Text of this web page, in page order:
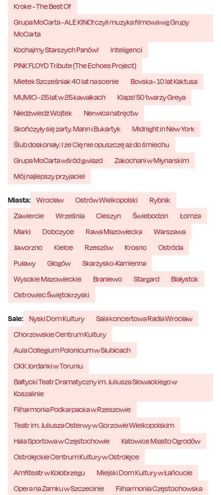
Kroke - The Best Of
Grupa MoCarta - ALE KINO! czyli muzyka filmowa wg Grupy
MoCarta
Kochajmy Starszych Panów!
Inteligenci
PINK FLOYD Tribute (The Echoes Project)
Mietek Szcześniak 40 lat na scenie
Bovska - 10 lat Kaktusa
MUMIO - 25 lat w 25 kawałkach
Klaps! 50 twarzy Greya
Niedźwiedź Wojtek
Nerwica natręctw
Skończyły się żarty. Mann i Bukartyk
Midnight in New York
Ślub doskonały: I że Cię nie opuszczę aż do śmiechu
Grupa MoCarta wśród gwiazd
Zakochani w Młynarskim
Mój najlepszy przyjaciel
Miasta: Wrocław Ostrów Wielkopolski
Rybnik
Zawiercie
Września Cieszyn Świebodzin
Łomża
Marki
Dobczyce Rawa Mazowiecka
Warszawa
Jaworzno
Kielce Rzeszów Krosno
Ostróda
Puławy
Głogów
Skarżysko-Kamienna
Wysokie Mazowieckie
Braniewo Stargard
Białystok
Ostrowiec Świętokrzyski
Sale: Nyski Dom Kultury
Sala koncertowa Radia Wrocław
Chorzowskie Centrum Kultury
Aula Collegium Polonicum w Słubicach
CKK Jordanki w Toruniu
Bałtycki Teatr Dramatyczny im. Juliusza Słowackiego w
Koszalinie
Filharmonia Podkarpacka w Rzeszowie
Teatr im. Juliusza Osterwy w Gorzowie Wielkopolskim
Hala Sportowa w Częstochowie
Katowice Miasto Ogrodów
Ostrołęckie Centrum Kultury w Ostrołęce
Amfiteatr w Kołobrzegu
Miejski Dom Kultury w Łańcucie
Opera na Zamku w Szczecinie
Filharmonia Częstochowska